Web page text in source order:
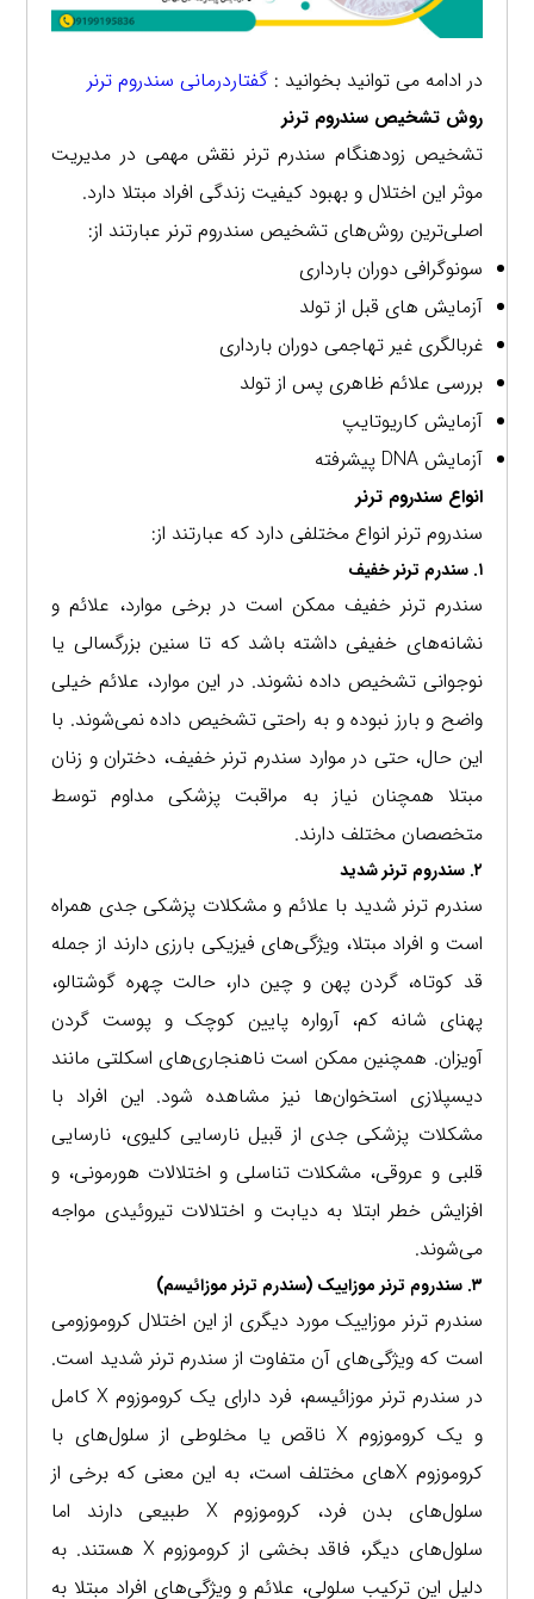
در ادامه می توانید بخوانید :گفتاردرمانی سندروم ترنر
روش تشخیص سندروم ترنر
تشخیص زودهنگام سندرم ترنر نقش مهمی در مدیریت
موثر این اختلال و بهبود کیفیت زندگی افراد مبتلا دارد.
اصلی‌ترین روش‌های تشخیص سندروم ترنر عبارتند از:
سونوگرافی دوران بارداری
آزمایش‌ های قبل از تولد
غربالگری غیر تهاجمی دوران بارداری
بررسی علائم ظاهری پس از تولد
آزمایش کاریوتایپ
آزمایش DNA پیشرفته
انواع سندروم ترنر
سندروم ترنر انواع مختلفی دارد که عبارتند از:
۱. سندرم ترنر خفیف
سندرم ترنر خفیف ممکن است در برخی موارد، علائم و
نشانه‌های خفیفی داشته باشد که تا سنین بزرگسالی یا
نوجوانی تشخیص داده نشوند. در این موارد، علائم خیلی
واضح و بارز نبوده و به راحتی تشخیص داده نمی‌شوند. با
این حال، حتی در موارد سندرم ترنر خفیف، دختران و زنان
مبتلا همچنان نیاز به مراقبت پزشکی مداوم توسط
متخصصان مختلف دارند.
۲. سندروم ترنر شدید
سندرم ترنر شدید با علائم و مشکلات پزشکی جدی همراه
است و افراد مبتلا، ویژگی‌های فیزیکی بارزی دارند از جمله
قد کوتاه، گردن پهن و چین دار، حالت چهره گوشتالو،
پهنای شانه کم، آرواره پایین کوچک و پوست گردن
آویزان. همچنین ممکن است ناهنجاری‌های اسکلتی مانند
دیسپلازی استخوان‌ها نیز مشاهده شود. این افراد با
مشکلات پزشکی جدی از قبیل نارسایی کلیوی، نارسایی
قلبی و عروقی، مشکلات تناسلی و اختلالات هورمونی، و
افزایش خطر ابتلا به دیابت و اختلالات تیروئیدی مواجه
می‌شوند.
۳. سندروم ترنر موزاییک (سندرم ترنر موزائیسم)
سندرم ترنر موزاییک مورد دیگری از این اختلال کروموزومی
است که ویژگی‌های آن متفاوت از سندرم ترنر شدید است.
در سندرم ترنر موزائیسم، فرد دارای یک کروموزوم X کامل
و یک کروموزوم X ناقص یا مخلوطی از سلول‌های با
کروموزوم Xهای مختلف است، به این معنی که برخی از
سلول‌های بدن فرد، کروموزوم X طبیعی دارند اما
سلول‌های دیگر، فاقد بخشی از کروموزوم X هستند. به
دلیل این ترکیب سلولی، علائم و ویژگی‌های افراد مبتلا به